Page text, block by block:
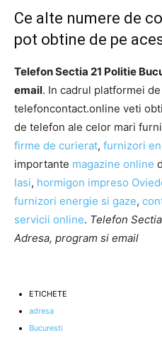
Ce alte numere de
pot obtine de pe
Telefon Sectia 21 Politie
email. In cadrul platformei
telefoncontact.online veti
de telefon ale celor mari
firme de curierat, furnizori
importante magazine online
Iasi, hormigon impreso
furnizori energie si gaze,
servicii online. Telefon
Adresa, program si email
ETICHETE
adresa
Bucuresti